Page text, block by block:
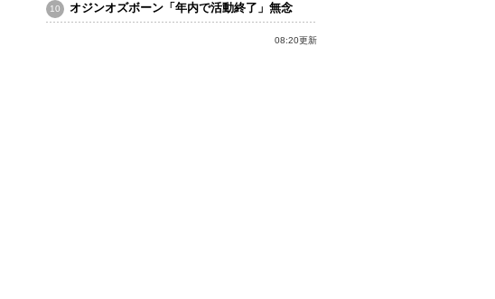
オジンオズボーン「年内で活動終了」無念
08:20更新